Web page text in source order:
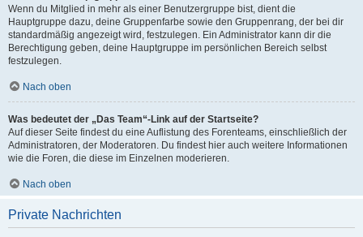
Wenn du Mitglied in mehr als einer Benutzergruppe bist, dient die
Hauptgruppe dazu, deine Gruppenfarbe sowie den Gruppenrang, der bei dir
standardmäßig angezeigt wird, festzulegen. Ein Administrator kann dir die
Berechtigung geben, deine Hauptgruppe im persönlichen Bereich selbst
festzulegen.
Nach oben
Was bedeutet der „Das Team“-Link auf der Startseite?
Auf dieser Seite findest du eine Auflistung des Forenteams, einschließlich der
Administratoren, der Moderatoren. Du findest hier auch weitere Informationen
wie die Foren, die diese im Einzelnen moderieren.
Nach oben
Private Nachrichten